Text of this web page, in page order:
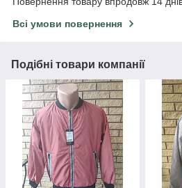
Всі умови повернення
Подібні товари компанії